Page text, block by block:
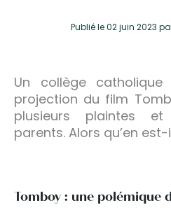
Publiéle 02 juin 2023
Un collège catholique
projection du film
plusieurs plaintes
parents. Alors qu’en
Tomboy : une polémique